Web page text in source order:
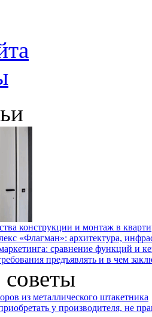
конструкции и монтаж в
«Флагман»: архитектура,
сравнение функций и
предъявлять и в чем
из металлического штакетника
у производителя, не